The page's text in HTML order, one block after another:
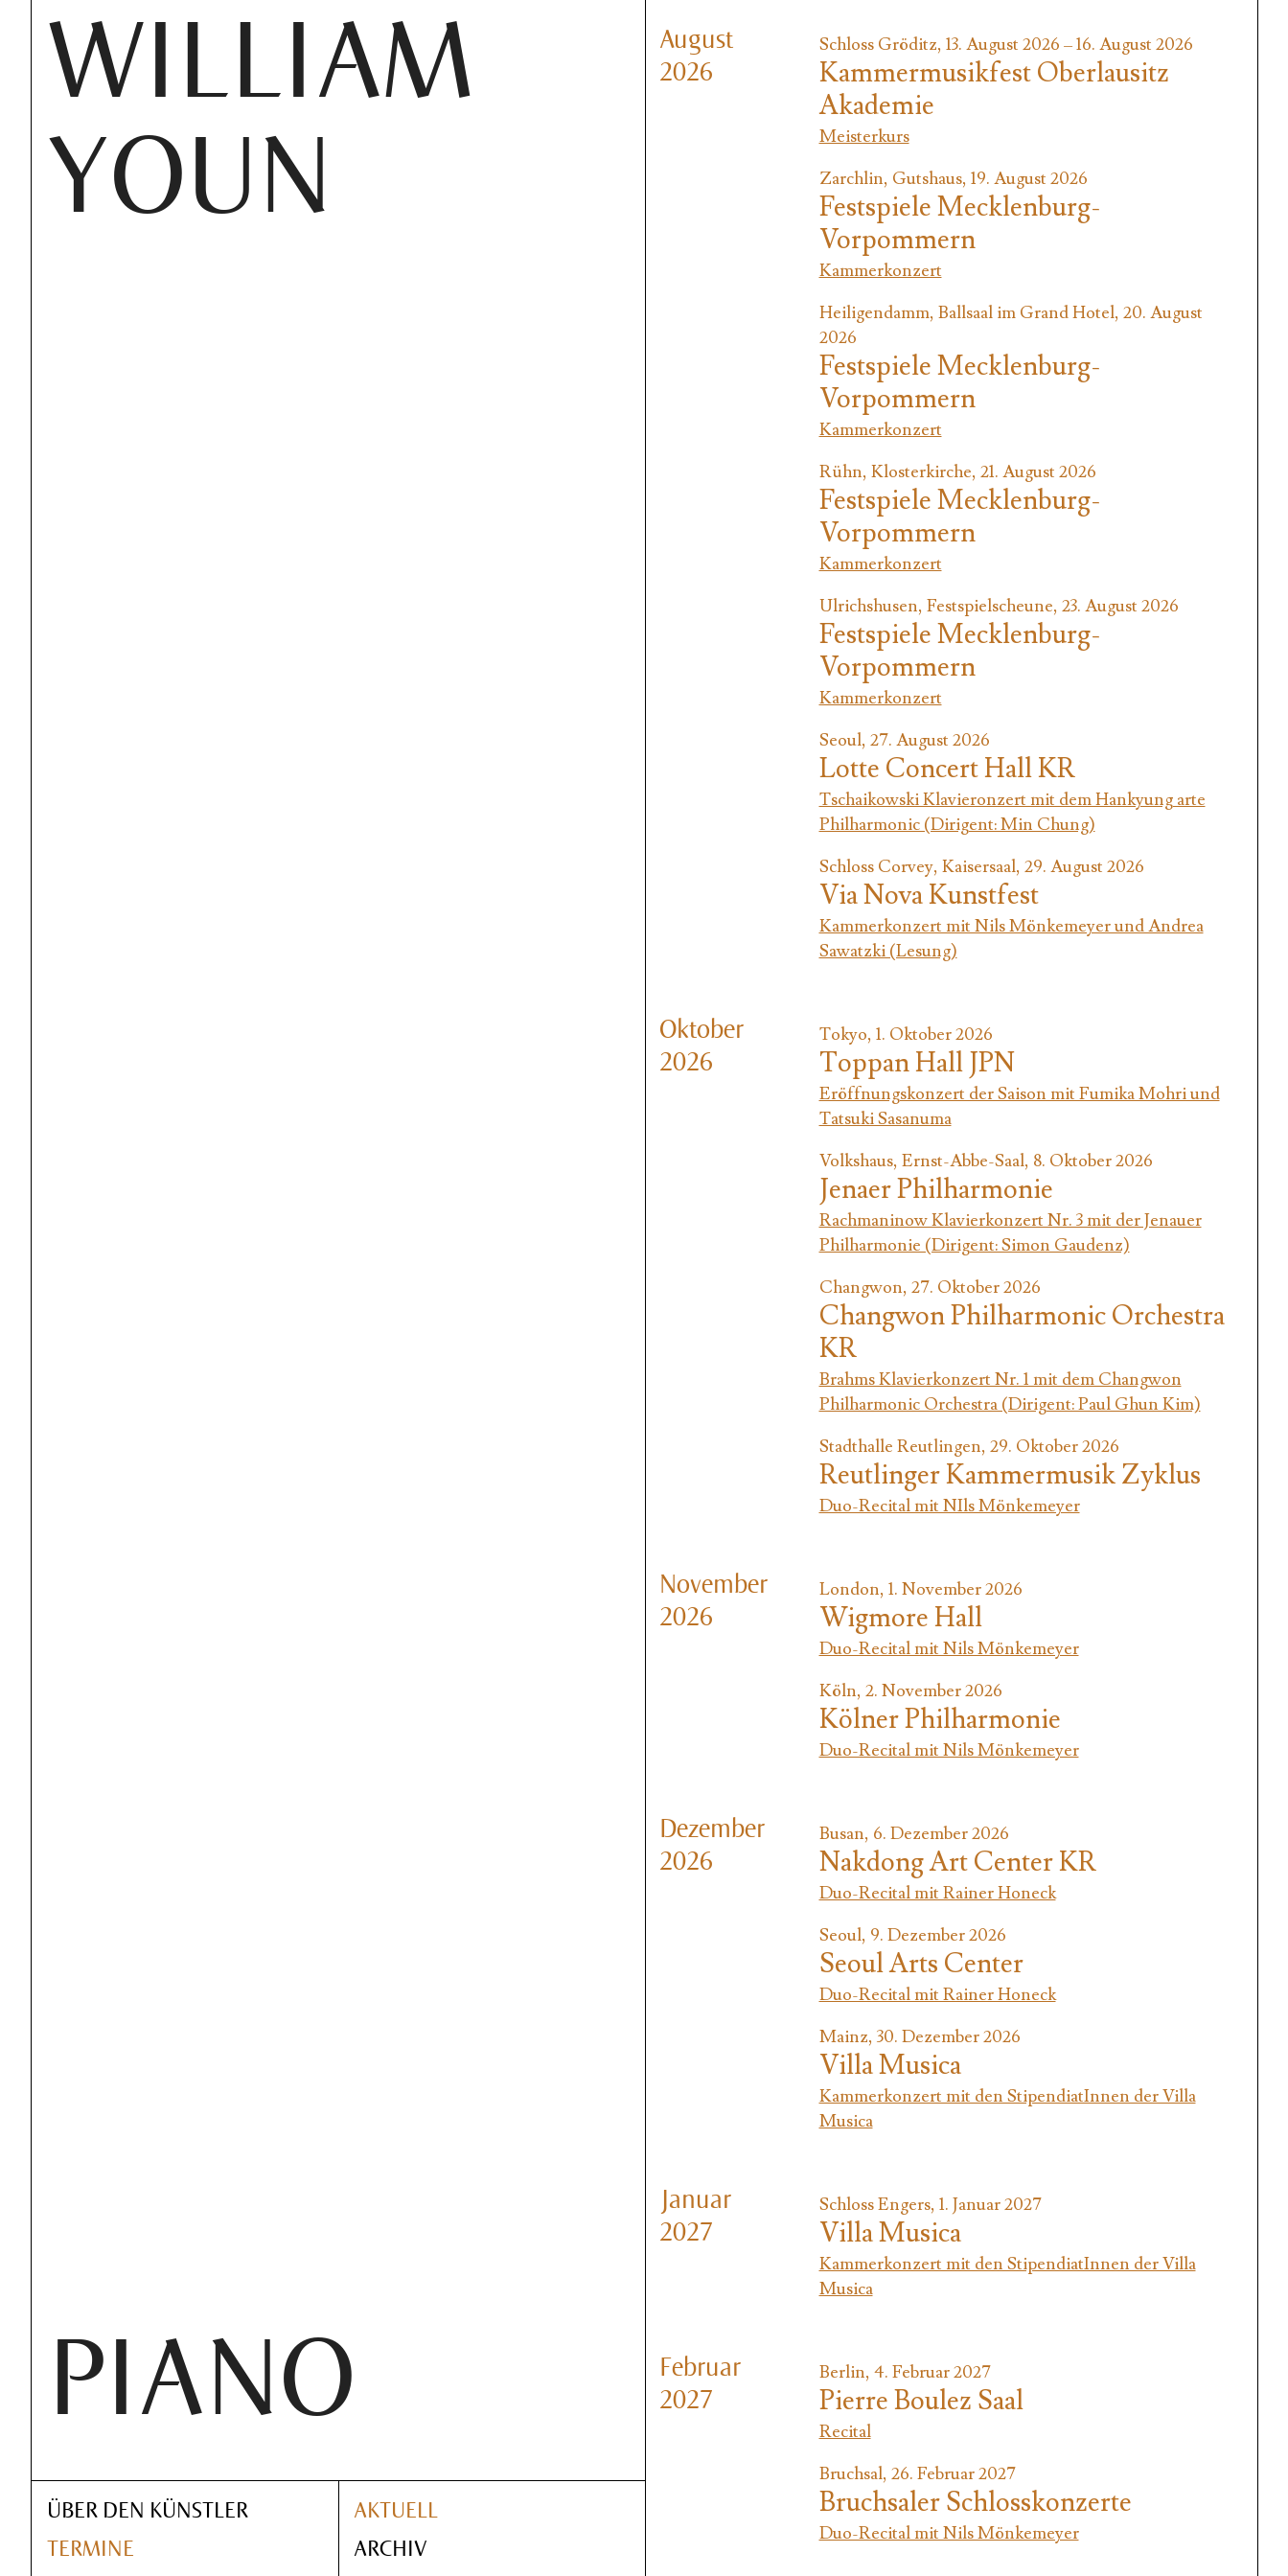
WILLIAM
YOUN
PIANO
ÜBER DEN KÜNSTLER
TERMINE
AKTUELL
ARCHIV
August
2026
Schloss Gröditz, 13. August 2026 – 16. August 2026
Kammermusikfest Oberlausitz
Akademie
Meisterkurs
Zarchlin, Gutshaus, 19. August 2026
Festspiele Mecklenburg-
Vorpommern
Kammerkonzert
Heiligendamm, Ballsaal im Grand Hotel, 20. August
2026
Festspiele Mecklenburg-
Vorpommern
Kammerkonzert
Rühn, Klosterkirche, 21. August 2026
Festspiele Mecklenburg-
Vorpommern
Kammerkonzert
Ulrichshusen, Festspielscheune, 23. August 2026
Festspiele Mecklenburg-
Vorpommern
Kammerkonzert
Seoul, 27. August 2026
Lotte Concert Hall KR
Tschaikowski Klavieronzert mit dem Hankyung arte
Philharmonic (Dirigent: Min Chung)
Schloss Corvey, Kaisersaal, 29. August 2026
Via Nova Kunstfest
Kammerkonzert mit Nils Mönkemeyer und Andrea
Sawatzki (Lesung)
Oktober
2026
Tokyo, 1. Oktober 2026
Toppan Hall JPN
Eröffnungskonzert der Saison mit Fumika Mohri und
Tatsuki Sasanuma
Volkshaus, Ernst-Abbe-Saal, 8. Oktober 2026
Jenaer Philharmonie
Rachmaninow Klavierkonzert Nr. 3 mit der Jenauer
Philharmonie (Dirigent: Simon Gaudenz)
Changwon, 27. Oktober 2026
Changwon Philharmonic Orchestra
KR
Brahms Klavierkonzert Nr. 1 mit dem Changwon
Philharmonic Orchestra (Dirigent: Paul Ghun Kim)
Stadthalle Reutlingen, 29. Oktober 2026
Reutlinger Kammermusik Zyklus
Duo-Recital mit NIls Mönkemeyer
November
2026
London, 1. November 2026
Wigmore Hall
Duo-Recital mit Nils Mönkemeyer
Köln, 2. November 2026
Kölner Philharmonie
Duo-Recital mit Nils Mönkemeyer
Dezember
2026
Busan, 6. Dezember 2026
Nakdong Art Center KR
Duo-Recital mit Rainer Honeck
Seoul, 9. Dezember 2026
Seoul Arts Center
Duo-Recital mit Rainer Honeck
Mainz, 30. Dezember 2026
Villa Musica
Kammerkonzert mit den StipendiatInnen der Villa
Musica
Januar
2027
Schloss Engers, 1. Januar 2027
Villa Musica
Kammerkonzert mit den StipendiatInnen der Villa
Musica
Februar
2027
Berlin, 4. Februar 2027
Pierre Boulez Saal
Recital
Bruchsal, 26. Februar 2027
Bruchsaler Schlosskonzerte
Duo-Recital mit Nils Mönkemeyer